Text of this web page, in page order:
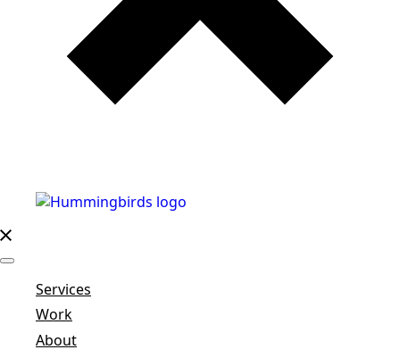
Services
Work
About